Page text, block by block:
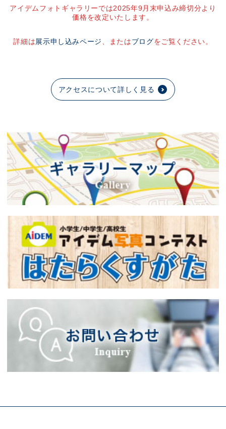
アイデムフォトギャラリーでは2025年9月末申込み締切分より
価格を改定いたします。
詳細は展示申し込みページ 、またはブログをご覧ください。
アクセスについて詳しく見る